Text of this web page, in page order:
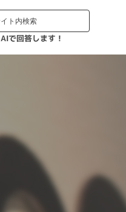
AIで回答します！